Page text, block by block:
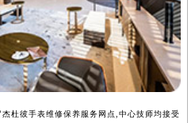
杜彼手表维修保养服务网点,中心技师均接受